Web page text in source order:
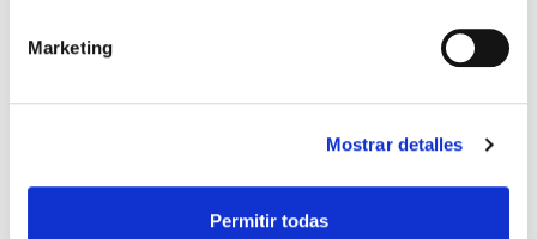
Marketing
Mostrar detalles
Permitir todas